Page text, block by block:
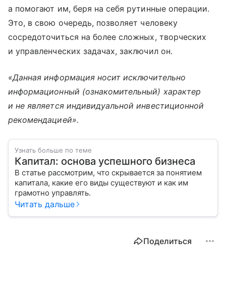
а помогают им, беря на себя рутинные операции.
Это, в свою очередь, позволяет человеку
сосредоточиться на более сложных, творческих
и управленческих задачах, заключил он.
«Данная информация носит исключительно
информационный (ознакомительный) характер
и не является индивидуальной инвестиционной
рекомендацией».
Узнать больше по теме
Капитал: основа успешного бизнеса
В статье рассмотрим, что скрывается за понятием
капитала, какие его виды существуют и как им
грамотно управлять.
Читать дальше
Поделиться